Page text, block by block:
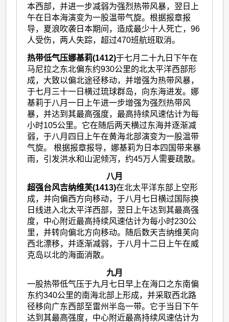
本西部，并进一步减弱为强烈热带风暴，翌日上
午在日本海演变为一股温带气旋。根据报章报
导，夏浪吹袭日本期间，造成最少十人死亡，96
人受伤，两人失踪，超过470班航班取消。
热带低气压娜基莉(1412)于七月二十九日下午在
马尼拉之东北偏东约930公里的北太平洋西部形
成，大致以偏北途径移动，并增强为热带风暴，
于七月三十一日横过琉球群岛，向东海进发。娜
基莉于八月一日上午进一步增强为强烈热带风
暴，并达到其最高强度，最高持续风速估计为每
小时105公里。它在随后两天横过东海并逐渐减
弱，于八月四日上午在黄海北部演变为一股温带
气旋。 根据报章报导，娜基莉为日本四国带来暴
雨，引发洪水和山泥倾泻，约45万人需要疏散。
八月
超强台风吉纳维芙(1413)在北太平洋东部上空形
成，并向偏西方向移动，于八月七日横过国际换
日线进入北太平洋西部，翌日上午达到其最高强
度，中心附近最高持续风速估计为每小时230公
里，并转向偏北方向移动。随后数天吉纳维芙向
西北漂移，并逐渐减弱，于八月十二日上午在威
克岛以北的海面消散。
九月
一股热带低气压于九月七日早上在海口之东南偏
东约340公里的南海北部上形成，并采取西北路
径移向广东西部至雷州半岛一带。它于当日下午
达到其最高强度，中心附近最高持续风速估计为